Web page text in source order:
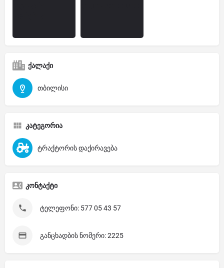
ქალაქი
თბილისი
კატეგორია
ტრაქტორის დაქირავება
კონტაქტი
ტელეფონი: 577 05 43 57
განცხადბის ნომერი: 2225